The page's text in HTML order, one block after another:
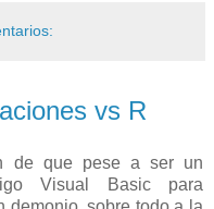
vs R
de que pese a ser un
Visual Basic para